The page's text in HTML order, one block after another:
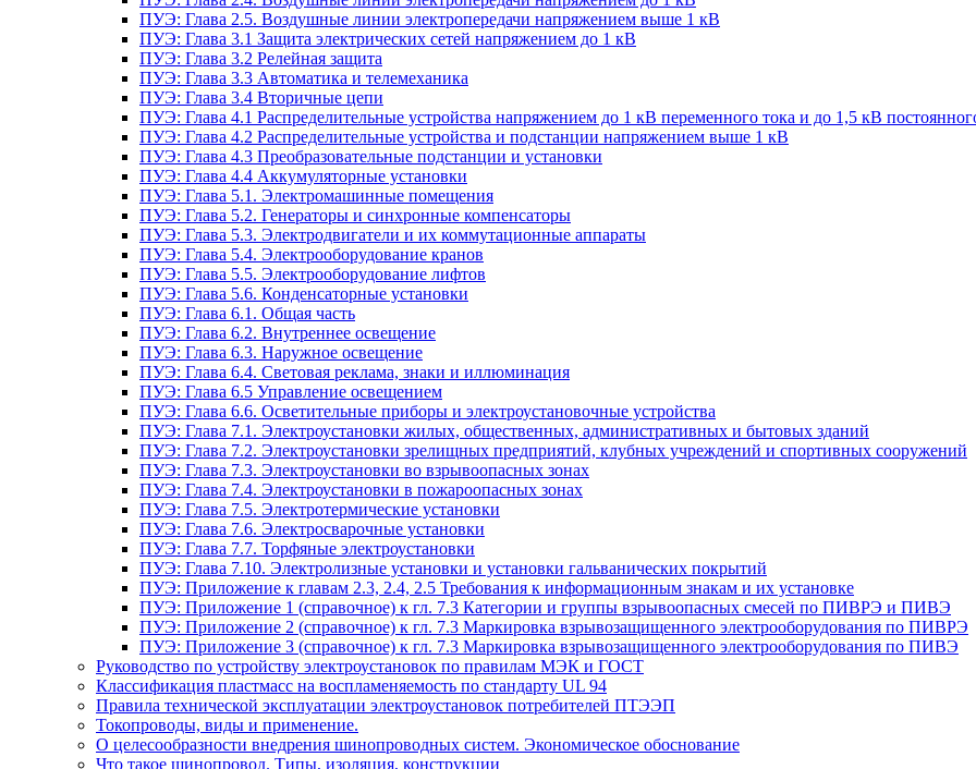
ПУЭ: Глава 2.5. Воздушные линии электропередачи напряжением выше 1 кВ
ПУЭ: Глава 3.1 Защита электрических сетей напряжением до 1 кВ
ПУЭ: Глава 3.2 Релейная защита
ПУЭ: Глава 3.3 Автоматика и телемеханика
ПУЭ: Глава 3.4 Вторичные цепи
ПУЭ: Глава 4.1 Распределительные устройства напряжением до 1 кВ переменного тока и до 1,5 кВ
ПУЭ: Глава 4.2 Распределительные устройства и подстанции напряжением выше 1 кВ
ПУЭ: Глава 4.3 Преобразовательные подстанции и установки
ПУЭ: Глава 4.4 Аккумуляторные установки
ПУЭ: Глава 5.1. Электромашинные помещения
ПУЭ: Глава 5.2. Генераторы и синхронные компенсаторы
ПУЭ: Глава 5.3. Электродвигатели и их коммутационные аппараты
ПУЭ: Глава 5.4. Электрооборудование кранов
ПУЭ: Глава 5.5. Электрооборудование лифтов
ПУЭ: Глава 5.6. Конденсаторные установки
ПУЭ: Глава 6.1. Общая часть
ПУЭ: Глава 6.2. Внутреннее освещение
ПУЭ: Глава 6.3. Наружное освещение
ПУЭ: Глава 6.4. Световая реклама, знаки и иллюминация
ПУЭ: Глава 6.5 Управление освещением
ПУЭ: Глава 6.6. Осветительные приборы и электроустановочные устройства
ПУЭ: Глава 7.1. Электроустановки жилых, общественных, административных и бытовых зданий
ПУЭ: Глава 7.2. Электроустановки зрелищных предприятий, клубных учреждений и спортивных сооружений
ПУЭ: Глава 7.3. Электроустановки во взрывоопасных зонах
ПУЭ: Глава 7.4. Электроустановки в пожароопасных зонах
ПУЭ: Глава 7.5. Электротермические установки
ПУЭ: Глава 7.6. Электросварочные установки
ПУЭ: Глава 7.7. Торфяные электроустановки
ПУЭ: Глава 7.10. Электролизные установки и установки гальванических покрытий
ПУЭ: Приложение к главам 2.3, 2.4, 2.5 Требования к информационным знакам и их установке
ПУЭ: Приложение 1 (справочное) к гл. 7.3 Категории и группы взрывоопасных смесей по ПИВРЭ и ПИВЭ
ПУЭ: Приложение 2 (справочное) к гл. 7.3 Маркировка взрывозащищенного электрооборудования по ПИВРЭ
ПУЭ: Приложение 3 (справочное) к гл. 7.3 Маркировка взрывозащищенного электрооборудования по ПИВЭ
Руководство по устройству электроустановок по правилам МЭК и ГОСТ
Классификация пластмасс на воспламеняемость по стандарту UL 94
Правила технической эксплуатации электроустановок потребителей ПТЭЭП
Токопроводы, виды и применение.
О целесообразности внедрения шинопроводных систем. Экономическое обоснование
Что такое шинопровод. Типы, изоляция, конструкции